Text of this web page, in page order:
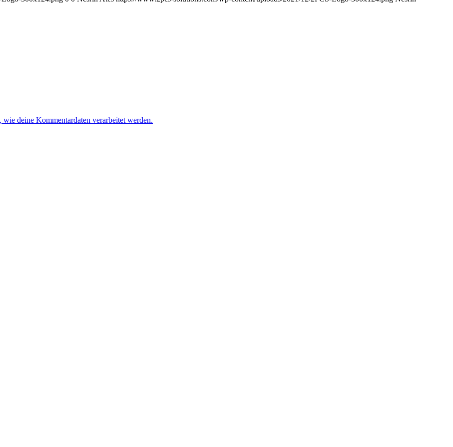
wie deine Kommentardaten verarbeitet werden.